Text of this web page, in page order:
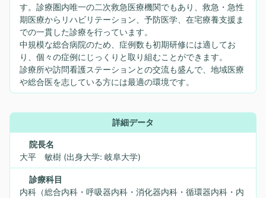
す。診療圏内唯一の二次救急医療機関でもあり、救急・急性
期医療からリハビリテーション、予防医学、在宅療養支援ま
での一貫した診療を行っています。
中規模な総合病院のため、症例数も初期研修には適してお
り、個々の症例にじっくりと取り組むことができます。
診療所や訪問看護ステーションとの交流も盛んで、地域医療
や総合医を志している方には最適の環境です。
詳細データ
院長名
大平 敏樹 (出身大学: 岐阜大学)
診療科目
内科（総合内科・呼吸器内科・消化器内科・循環器内科・内